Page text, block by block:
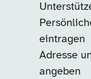
eintragen
Adresse
angeben